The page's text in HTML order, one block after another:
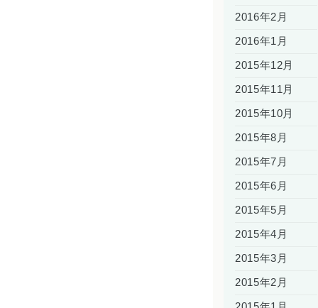
2016年2月
2016年1月
2015年12月
2015年11月
2015年10月
2015年8月
2015年7月
2015年6月
2015年5月
2015年4月
2015年3月
2015年2月